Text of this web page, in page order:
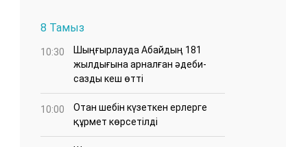
8 Тамыз
10:30
Шыңғырлауда Абайдың 181
жылдығына арналған әдеби-
сазды кеш өтті
10:00
Отан шебін күзеткен ерлерге
құрмет көрсетілді